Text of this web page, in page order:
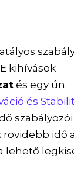
kihívások
és egy ún.
és
szabályozói
rövidebb idő
lehető